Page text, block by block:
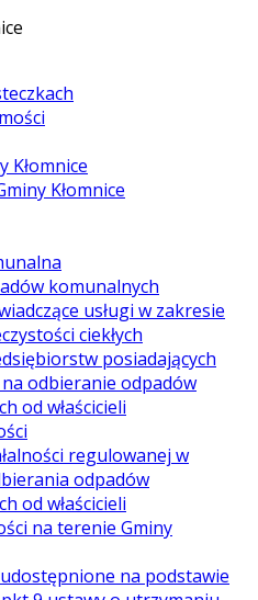
Kłomnice
Kłomnice
komunalnych
usługi w zakresie
ciekłych
posiadających
odbieranie odpadów
od właścicieli
regulowanej w
odpadów
od właścicieli
na terenie Gminy
na podstawie